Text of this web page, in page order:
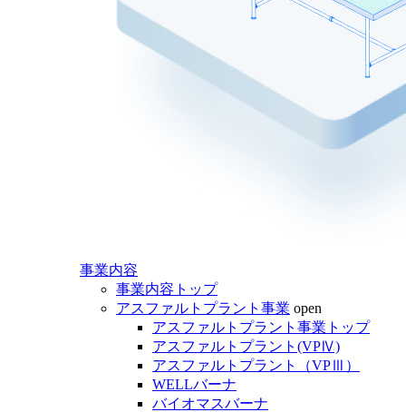
事業内容
事業内容トップ
アスファルトプラント事業 open
アスファルトプラント事業トップ
アスファルトプラント(VPⅣ)
アスファルトプラント（VPⅢ）
WELLバーナ
バイオマスバーナ